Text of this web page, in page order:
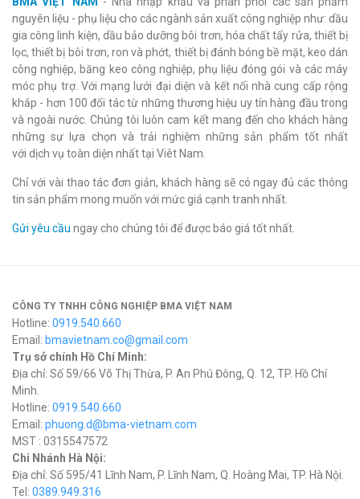
nguyên liệu - phụ liệu cho các ngành sản xuất công nghiệp như: dầu
gia công linh kiện, dầu bảo dưỡng bôi trơn, hóa chất tẩy rửa, thiết bị
lọc, thiết bị bôi trơn, ron và phớt, thiết bị đánh bóng bề mặt, keo dán
công nghiệp, băng keo công nghiệp, phụ liệu đóng gói và các máy
móc phụ trợ. Với mạng lưới đại diện và kết nối nhà cung cấp rộng
khắp - hơn 100 đối tác từ những thương hiệu uy tín hàng đầu trong
và ngoài nước. Chúng tôi luôn cam kết mang đến cho khách hàng
những sự lựa chọn và trải nghiệm những sản phẩm tốt nhất
với dịch vụ toàn diện nhất tại Viêt Nam.
Chỉ với vài thao tác đơn giản, khách hàng sẽ có ngay đủ các thông
tin sản phẩm mong muốn với mức giá cạnh tranh nhất.
Gửi yêu cầu ngay cho chúng tôi để được báo giá tốt nhất.
CÔNG TY TNHH CÔNG NGHIỆP BMA VIỆT NAM
Hotline: 0919.540.660
Email: bmavietnam.co@gmail.com
Trụ sở chính Hồ Chí Minh:
Địa chỉ: Số 59/66 Võ Thị Thừa, P. An Phú Đông, Q. 12, TP. Hồ Chí
Minh.
Hotline: 0919.540.660
Email: phuong.d@bma-vietnam.com
MST : 0315547572
Chi Nhánh Hà Nội:
Địa chỉ: Số 595/41 Lĩnh Nam, P. Lĩnh Nam, Q. Hoàng Mai, TP. Hà Nội.
Tel: 0389.949.316